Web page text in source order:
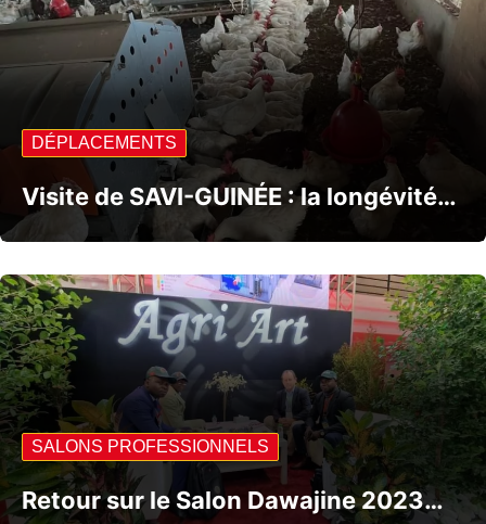
DÉPLACEMENTS
Visite de SAVI-GUINÉE : la longévité…
SALONS PROFESSIONNELS
Retour sur le Salon Dawajine 2023…